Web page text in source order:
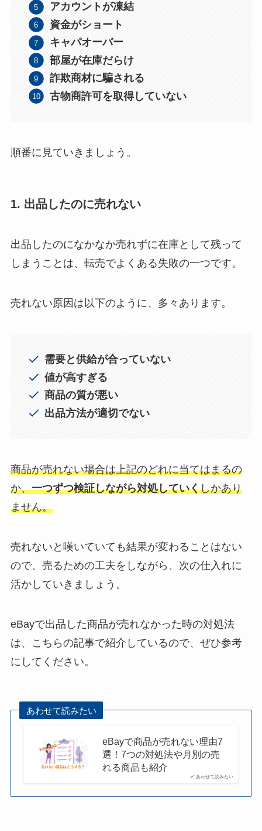
アカウントが凍結
資金がショート
キャパオーバー
部屋が在庫だらけ
詐欺商材に騙される
古物商許可を取得していない
順番に見ていきましょう。
1. 出品したのに売れない
出品したのになかなか売れずに在庫として残って
しまうことは、転売でよくある失敗の一つです。
売れない原因は以下のように、多々あります。
需要と供給が合っていない
値が高すぎる
商品の質が悪い
出品方法が適切でない
商品が売れない場合は上記のどれに当てはまるの
か、一つずつ検証しながら対処していくしかあり
ません。
売れないと嘆いていても結果が変わることはない
ので、売るための工夫をしながら、次の仕入れに
活かしていきましょう。
eBayで出品した商品が売れなかった時の対処法
は、こちらの記事で紹介しているので、ぜひ参考
にしてください。
あわせて読みたい
あわせて読みたい
eBayで商品が売れない理由7
選！7つの対処法や月別の売
れる商品も紹介